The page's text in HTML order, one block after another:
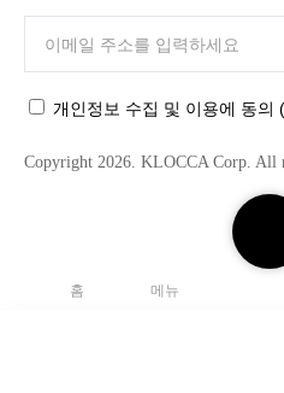
검
색
홈 메뉴
C
C
개인정보 수집 및 이용에 동의
Copyright 2026. KLOCCA Corp. All